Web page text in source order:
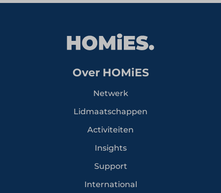
Over HOMiES
Netwerk
Lidmaatschappen
Activiteiten
Insights
Support
International